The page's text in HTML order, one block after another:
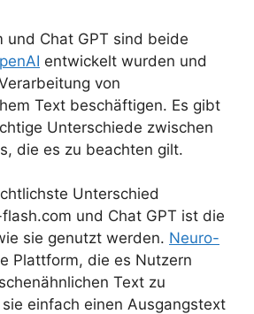
und Chat GPT sind beide
entwickelt wurden und
von
Text beschäftigen. Es gibt
Unterschiede zwischen
die es zu beachten gilt.
Unterschied
und Chat GPT ist die
sie genutzt werden. Neuro-
Plattform, die es Nutzern
Text zu
einfach einen Ausgangstext